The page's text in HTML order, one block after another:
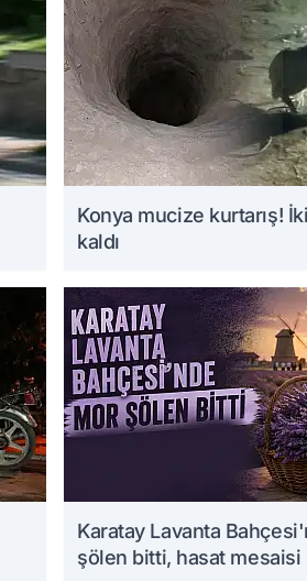
Konya mucize kurtarış!
kaldı
Karatay Lavanta
şölen bitti, hasat mesaisi